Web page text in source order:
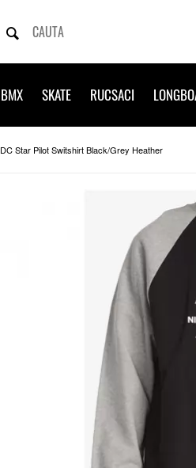
BMX SKATE RUCSACI
DC Star Pilot Switshirt Black/Grey Heather